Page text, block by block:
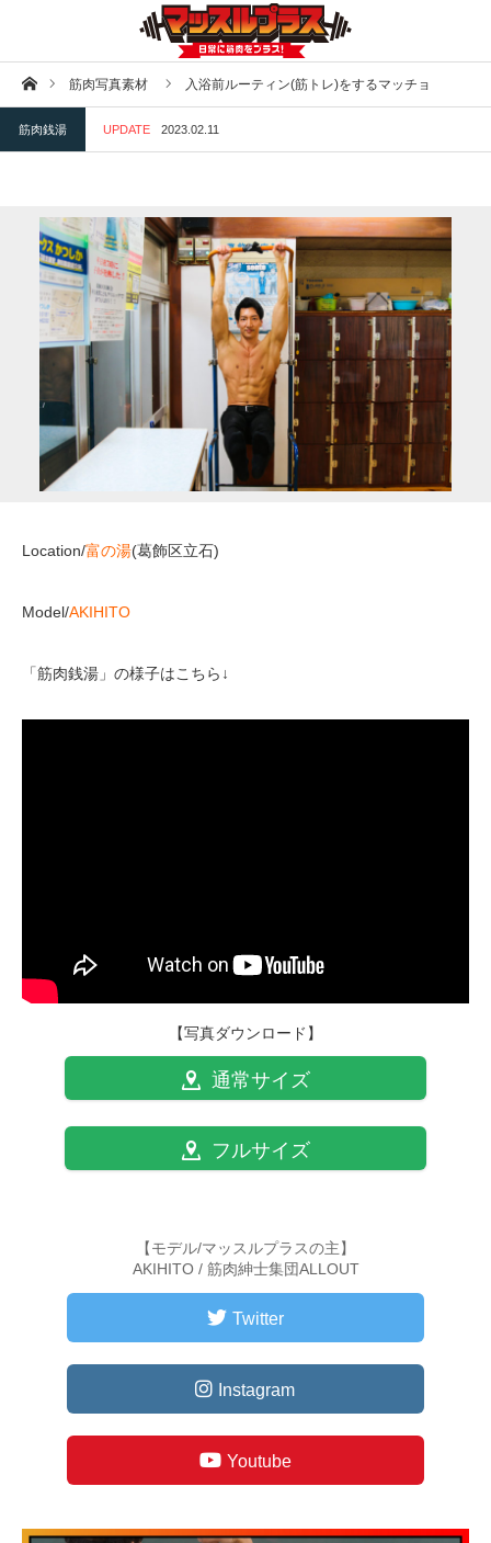
ホーム筋肉写真素材 入浴前ルーティン(筋トレ)をするマッチョ
筋肉銭湯 UPDATE 2023.02.11
Location/富の湯(葛飾区立石)
Model/AKIHITO
「筋肉銭湯」の様子はこちら↓
【写真ダウンロード】
通常サイズ
フルサイズ
【モデル/マッスルプラスの主】
AKIHITO / 筋肉紳士集団ALLOUT
Twitter
Instagram
Youtube